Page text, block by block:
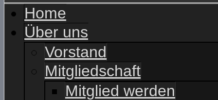
Home
Über uns
Vorstand
Mitgliedschaft
Mitglied werden